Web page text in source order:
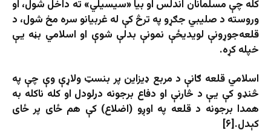
کله چې مسلمانان اندلس او بیا «سیسیلي» ته داخل شول، او
وروسته د صلیبي جګړو په ترڅ کې له غربیانو سره مخ شول، د
قلعه‌جوړونې لویدیځې نمونې بدلې شوې او اسلامي بڼه یې
خپله کړه.
اسلامي قلعه ګانې د مربع ډیزاین پر بنسټ ولاړې وې چې په
څنډو کې یې د څارنې او دفاع برجونه درلودل او کله ناکله به
همدا برجونه د قلعه په اوږو (اضلاع) کې هم ځای پر ځای
کېدل.[۶]